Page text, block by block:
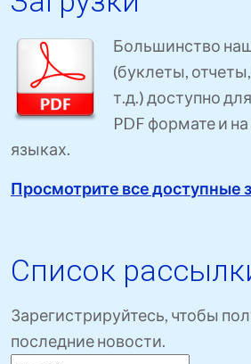
Большинство
(буклеты,
т.д.) доступно
PDF формате и
языках.
Просмотрите все доступные
Список
Зарегистрируйтесь, чтобы
последние новости.